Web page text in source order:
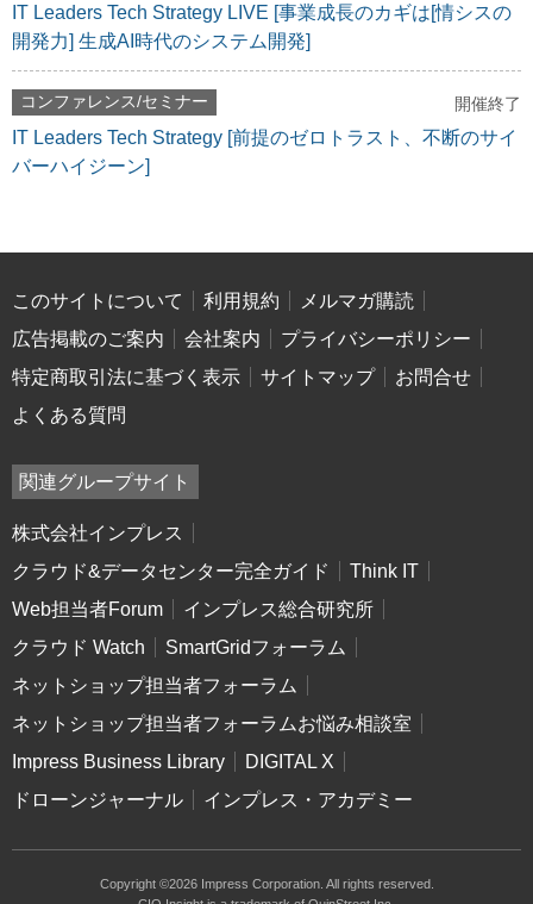
IT Leaders Tech Strategy LIVE [事業成長のカギは[情シスの
開発力] 生成AI時代のシステム開発]
コンファレンス/セミナー 開催終了
IT Leaders Tech Strategy [前提のゼロトラスト、不断のサイ
バーハイジーン]
このサイトについて 利用規約
メルマガ購読
広告掲載のご案内
会社案内
プライバシーポリシー
特定商取引法に基づく表示
サイトマップ
お問合せ
よくある質問
関連グループサイト
株式会社インプレス
クラウド&データセンター完全ガイド
Think IT
Web担当者Forum
インプレス総合研究所
クラウド Watch
SmartGridフォーラム
ネットショップ担当者フォーラム
ネットショップ担当者フォーラムお悩み相談室
Impress Business Library
DIGITAL X
ドローンジャーナル
インプレス・アカデミー
Copyright ©2026 Impress Corporation. All rights reserved.